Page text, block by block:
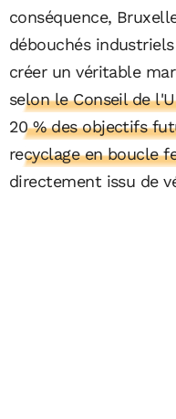
conséquence,
débouchés
créer un véritable
selon le Conseil de
20 % des objectifs
recyclage en boucle
directement issu de